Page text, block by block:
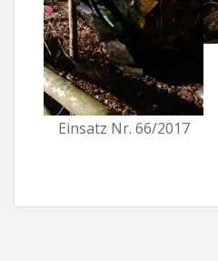
Einsatz Nr. 66/2017